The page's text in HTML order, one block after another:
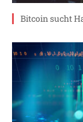
Bitcoin sucht